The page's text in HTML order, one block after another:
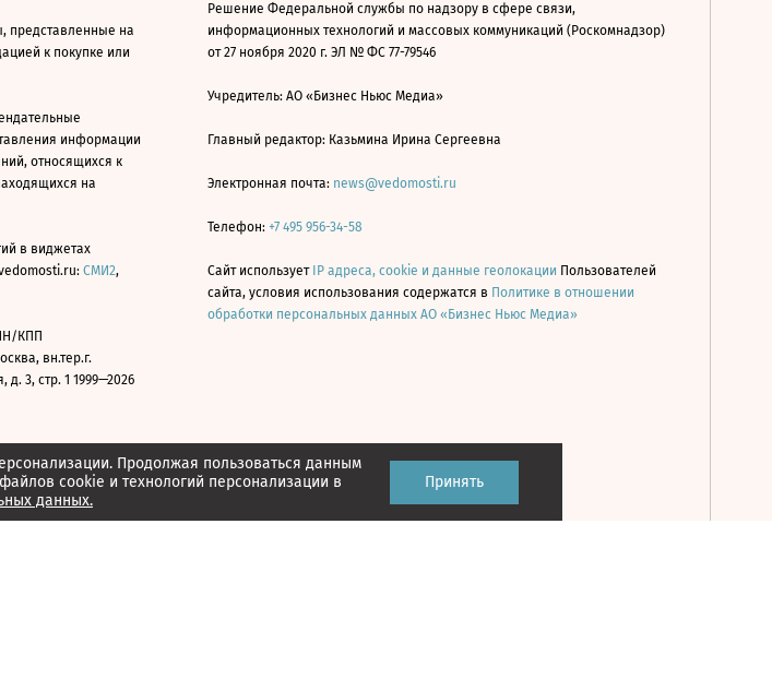
Продолжая пользоваться данным
cookie и технологий персонализации в
данных.
Принять
представленные на
к покупке или
информации
относящихся к
на
в виджетах
СМИ2,
КПП
вн.тер.г.
3, стр. 1 1999—2026
Решение Федеральной службы по надзору в сфере связи,
информационных технологий и массовых коммуникаций (Роскомнадзор)
от 27 ноября 2020 г. ЭЛ № ФС 77-79546
Учредитель: АО «Бизнес Ньюс Медиа»
Главный редактор: Казьмина Ирина Сергеевна
Электронная почта: news@vedomosti.ru
Телефон: +7 495 956-34-58
Сайт использует IP адреса, cookie и данные геолокации Пользователей
сайта, условия использования содержатся в Политике в отношении
обработки персональных данных АО «Бизнес Ньюс Медиа»